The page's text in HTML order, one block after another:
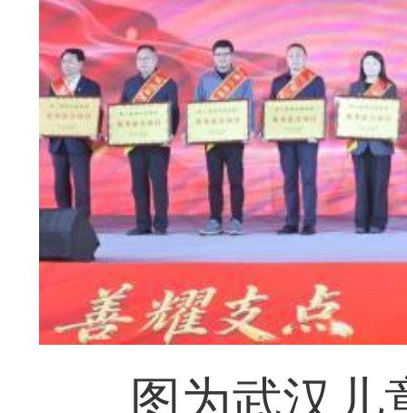
图为武汉儿